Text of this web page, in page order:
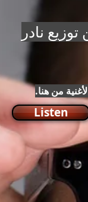
نادر
من هنا.
Listen